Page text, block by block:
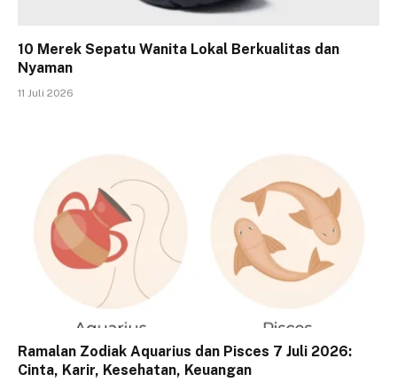
10 Merek Sepatu Wanita Lokal Berkualitas dan
Nyaman
11 Juli 2026
Ramalan Zodiak Aquarius dan Pisces 7 Juli 2026:
Cinta, Karir, Kesehatan, Keuangan